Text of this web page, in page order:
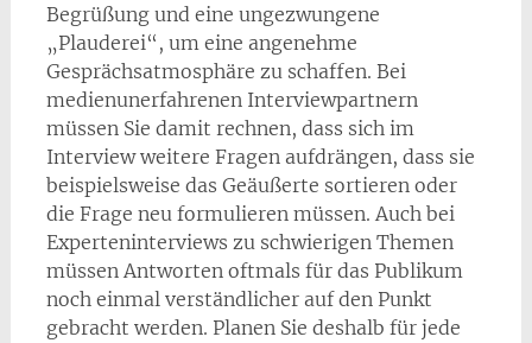
Begrüßung und eine ungezwungene
„Plauderei“, um eine angenehme
Gesprächsatmosphäre zu schaffen. Bei
medienunerfahrenen Interviewpartnern
müssen Sie damit rechnen, dass sich im
Interview weitere Fragen aufdrängen, dass sie
beispielsweise das Geäußerte sortieren oder
die Frage neu formulieren müssen. Auch bei
Experteninterviews zu schwierigen Themen
müssen Antworten oftmals für das Publikum
noch einmal verständlicher auf den Punkt
gebracht werden. Planen Sie deshalb für jede